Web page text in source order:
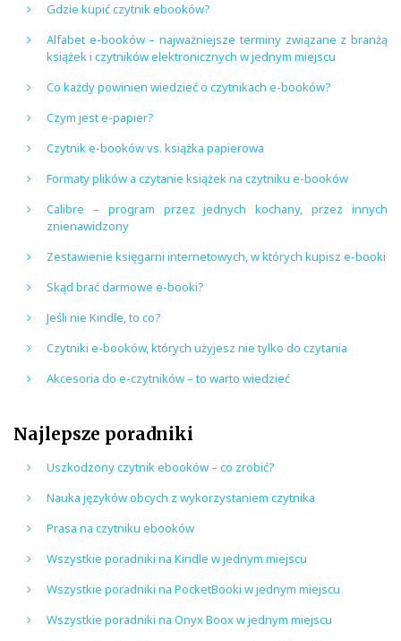
Gdzie kupić czytnik ebooków?
Alfabet e-booków – najważniejsze terminy związane z branżą
książek i czytników elektronicznych w jednym miejscu
Co każdy powinien wiedzieć o czytnikach e-booków?
Czym jest e-papier?
Czytnik e-booków vs. książka papierowa
Formaty plików a czytanie książek na czytniku e-booków
Calibre – program przez jednych kochany, przez innych
znienawidzony
Zestawienie księgarni internetowych, w których kupisz e-booki
Skąd brać darmowe e-booki?
Jeśli nie Kindle, to co?
Czytniki e-booków, których użyjesz nie tylko do czytania
Akcesoria do e-czytników – to warto wiedzieć
Najlepsze poradniki
Uszkodzony czytnik ebooków – co zrobić?
Nauka języków obcych z wykorzystaniem czytnika
Prasa na czytniku ebooków
Wszystkie poradniki na Kindle w jednym miejscu
Wszystkie poradniki na PocketBooki w jednym miejscu
Wszystkie poradniki na Onyx Boox w jednym miejscu